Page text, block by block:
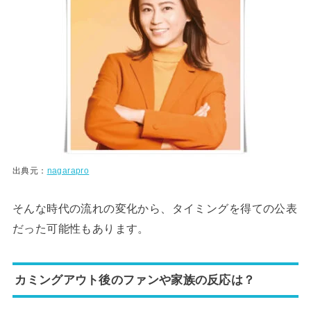
出典元： nagarapro
そんな時代の流れの変化から、タイミングを得ての公表
だった可能性もあります。
カミングアウト後のファンや家族の反応は？